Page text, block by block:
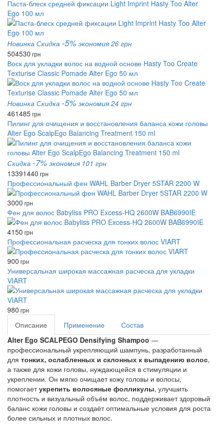
Паста-блеск средней фиксации Light Imprint Hasty Too Alter
Ego 100 мл
Новинка Скидка -5% экономия 26 грн
504530 грн
Воск для укладки волос на водной основе Hasty Too Create
Texturise Classic Pomade Alter Ego 50 мл
Новинка Скидка -5% экономия 24 грн
461485грн
Пилинг для очищения и восстановления баланса кожи головы
Alter Ego ScalpEgo Balancing Treatment 150 ml
Скидка -7% экономия 101 грн
13391440 грн
Профессиональный фен WAHL Barber Dryer 5STAR 2200 W
3000 грн
Фен для волос Babyliss PRO Excess-HQ 2600W BAB6990IE
4150 грн
Профессиональная расческа для тонких волос VIART
900 грн
Универсальная широкая массажная расческа для укладки
VIART
980 грн
Описание Применение
Состав
Alter Ego SCALPEGO Densifying Shampoo —
профессиональный укрепляющий шампунь, разработанный
для тонких, ослабленных и склонных к выпадению волос,
а также для кожи головы, нуждающейся в стимуляции и
укреплении. Он мягко очищает кожу головы и волосы,
помогаетукрепить волосяные фолликулы, улучшить
плотность и визуальный объём волос, поддерживает здоровый
баланс кожи головы и создаёт оптимальные условия для роста
более сильных и плотных волос.